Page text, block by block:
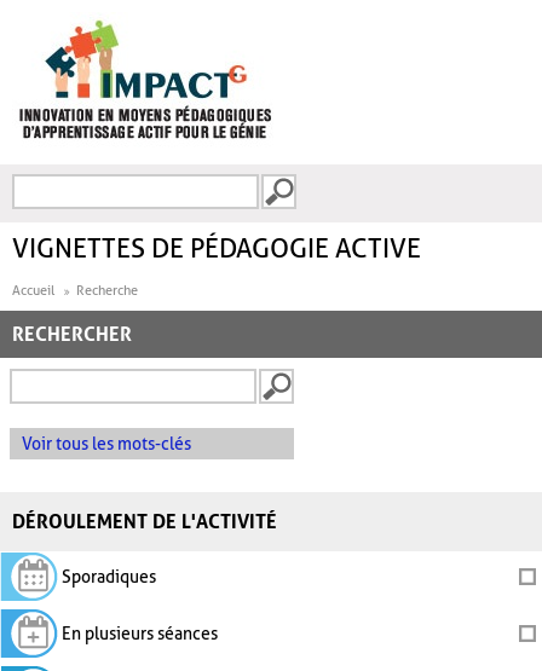
FORMULAIRE DE
VIGNETTES DE PÉDAGOGIE ACTIVE
Accueil Recherche
RECHERCHER
Voir tous les mots-clés
DÉROULEMENT DE L'ACTIVITÉ
Sporadiques
En plusieurs séances